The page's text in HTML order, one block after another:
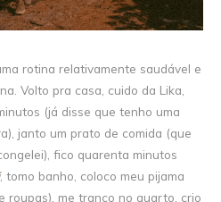
rotina relativamente saudável e
Volto pra casa, cuido da Lika,
(já disse que tenho uma
janto um prato de comida (que
fico quarenta minutos
, tomo banho, coloco meu pijama
roupas), me tranco no quarto, crio